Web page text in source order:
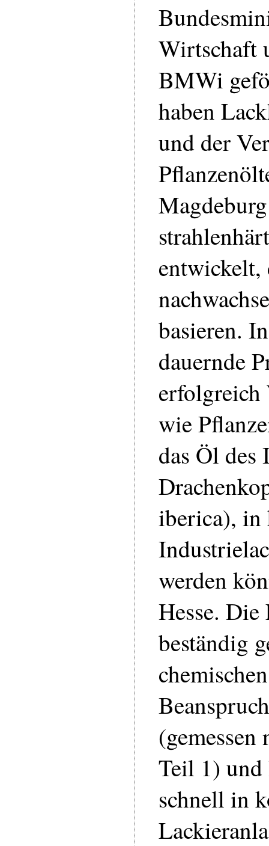
Wirtschaft
BMWi
haben
und der
entwickelt,
basieren.
dauernde
erfolgreich
wie
das Öl des
iberica), in
werden
Hesse. Die
beständig
chemischen
Teil 1) und
schnell in